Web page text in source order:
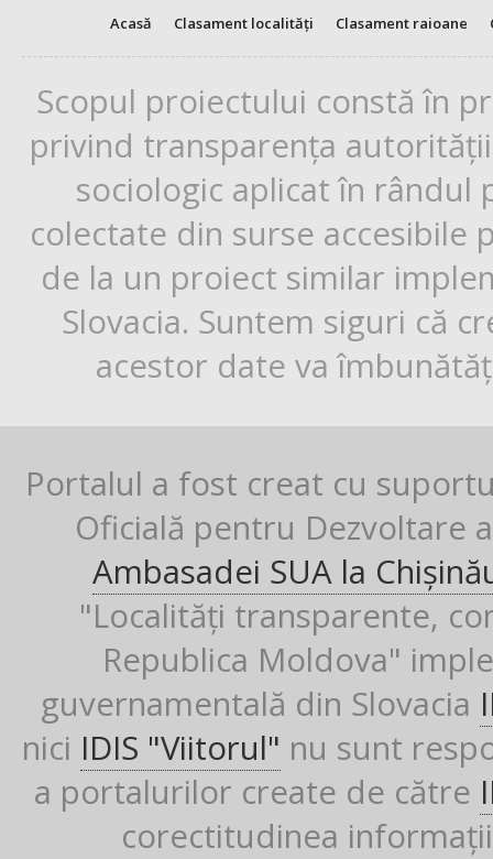
Acasă Clasament localități Clasament raioane
Scopul proiectului constă în
privind transparența
sociologic aplicat în rândul
colectate din surse
de la un proiect similar
Slovacia. Suntem siguri că
acestor date va
Portalul a fost creat cu
Oficială pentru Dezvoltare
Ambasadei SUA la
"Localități transparente,
Republica Moldova"
guvernamentală din Slovacia
nici IDIS "Viitorul" nu sunt
a portalurilor create de către
corectitudinea